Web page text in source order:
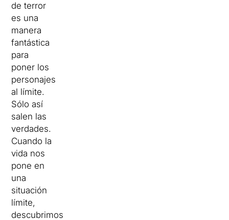
de terror
es una
manera
fantástica
para
poner los
personajes
al límite.
Sólo así
salen las
verdades.
Cuando la
vida nos
pone en
una
situación
límite,
descubrimos